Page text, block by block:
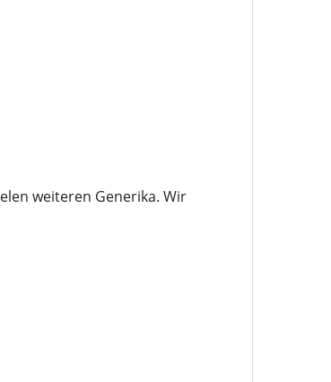
weiteren Generika. Wir